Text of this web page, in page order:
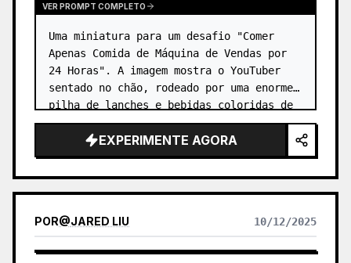
VER PROMPT COMPLETO
Uma miniatura para um desafio "Comer
Apenas Comida de Máquina de Vendas por
24 Horas". A imagem mostra o YouTuber
sentado no chão, rodeado por uma enorme
pilha de lanches e bebidas coloridas de
máquinas de vendas. …
EXPERIMENTE AGORA
POR@JARED LIU 10/12/2025